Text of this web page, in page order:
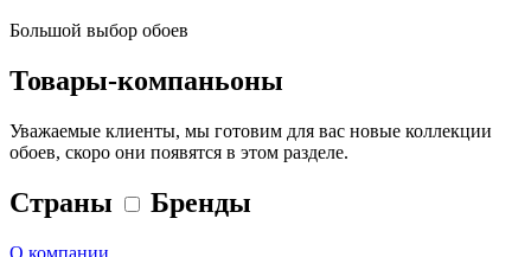
Большой выбор обоев
Товары-компаньоны
Уважаемые клиенты, мы готовим для вас новые коллекции
обоев, скоро они появятся в этом разделе.
Страны Бренды
О компании